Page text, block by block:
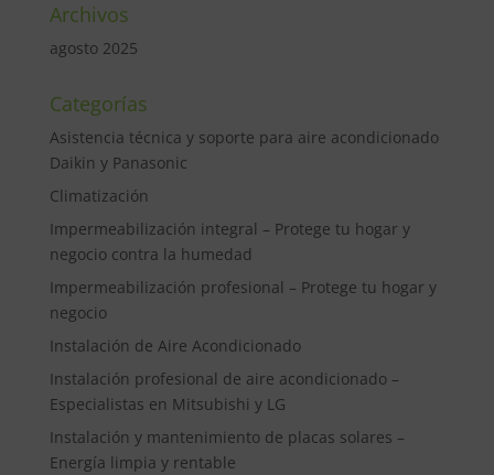
Archivos
agosto 2025
Categorías
Asistencia técnica y soporte para aire acondicionado
Daikin y Panasonic
Climatización
Impermeabilización integral – Protege tu hogar y
negocio contra la humedad
Impermeabilización profesional – Protege tu hogar y
negocio
Instalación de Aire Acondicionado
Instalación profesional de aire acondicionado –
Especialistas en Mitsubishi y LG
Instalación y mantenimiento de placas solares –
Energía limpia y rentable